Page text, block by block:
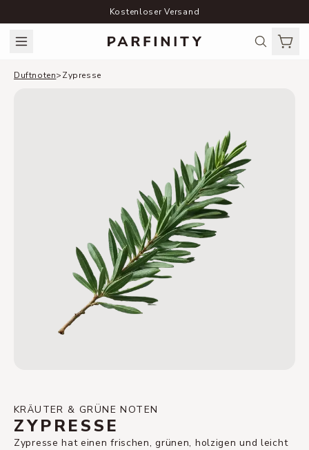
Kostenloser Versand
Duftnoten>Zypresse
KRÄUTER & GRÜNE NOTEN
ZYPRESSE
Zypresse hat einen frischen, grünen, holzigen und leicht